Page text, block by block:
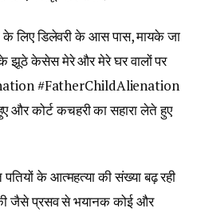
लिए डिलेवरी के आस पास, मायके जा
झूठे केसेस मेरे और मेरे घर वालों पर
#FatherChildAlienation
और कोर्ट कचहरी का सहारा लेते हुए
के आत्महत्या की संख्या बढ़ रही
की जैसे प्रसव से भयानक कोई और